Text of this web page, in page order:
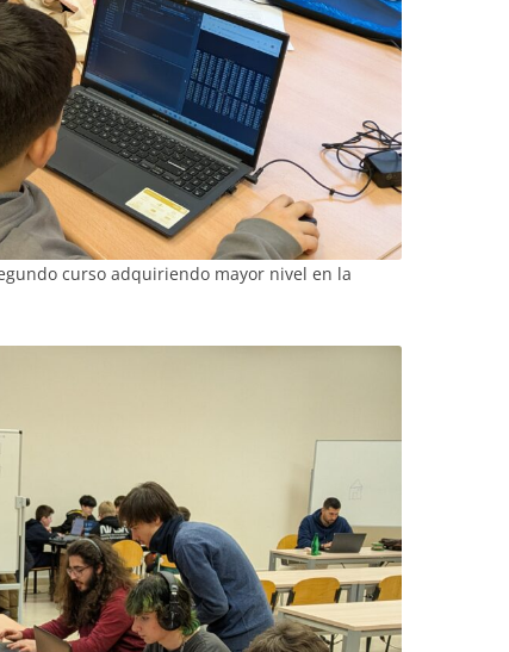
curso adquiriendo mayor nivel en la